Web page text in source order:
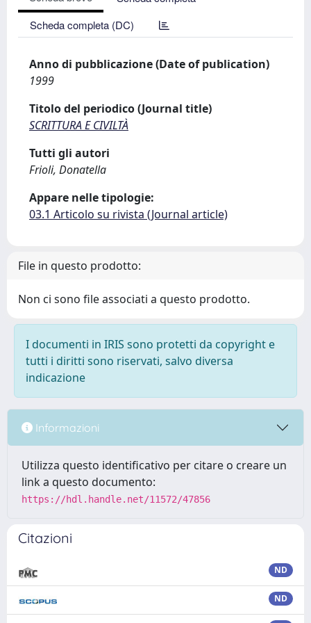
Scheda completa (DC)
Anno di pubblicazione (Date of publication)
1999
Titolo del periodico (Journal title)
SCRITTURA E CIVILTÀ
Tutti gli autori
Frioli, Donatella
Appare nelle tipologie:
03.1 Articolo su rivista (Journal article)
File in questo prodotto:
Non ci sono file associati a questo prodotto.
I documenti in IRIS sono protetti da copyright e
tutti i diritti sono riservati, salvo diversa
indicazione
Informazioni
Utilizza questo identificativo per citare o creare un
link a questo documento:
https://hdl.handle.net/11572/47856
Citazioni
ND
ND